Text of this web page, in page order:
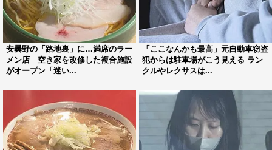
安曇野の「路地裏」に…満席のラー
メン店 空き家を改修した複合施設
がオープン「迷い...
「ここなんかも最高」元自動車窃盗
犯からは駐車場がこう見える ラン
クルやレクサスは...